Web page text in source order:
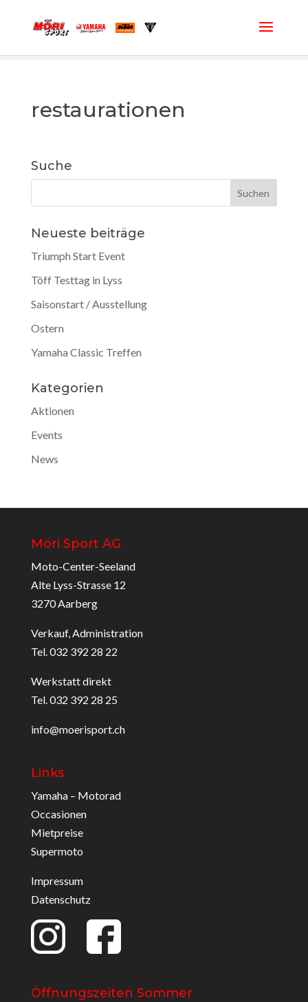
restaurationen
Suche
Neueste beiträge
Triumph Start Event
Töff Testtag in Lyss
Saisonstart / Ausstellung
Ostern
Yamaha Classic Treffen
Kategorien
Aktionen
Events
News
Möri Sport AG
Moto-Center-Seeland
Alte Lyss-Strasse 12
3270 Aarberg
Verkauf, Administration
Tel. 032 392 28 22
Werkstatt direkt
Tel. 032 392 28 25
info@moerisport.ch
Links
Yamaha – Motorad
Occasionen
Mietpreise
Supermoto
Impressum
Datenschutz
Öffnungszeiten Sommer